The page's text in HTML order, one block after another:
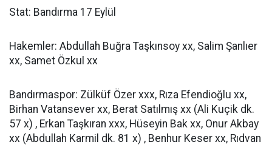
Stat: Bandırma 17 Eylül
Hakemler: Abdullah Buğra Taşkınsoy xx, Salim Şanlıer
xx, Samet Özkul xx
Bandırmaspor: Zülküf Özer xxx, Rıza Efendioğlu xx,
Birhan Vatansever xx, Berat Satılmış xx (Ali Kuçik dk.
57 x) , Erkan Taşkıran xxx, Hüseyin Bak xx, Onur Akbay
xx (Abdullah Karmil dk. 81 x) , Benhur Keser xx, Rıdvan